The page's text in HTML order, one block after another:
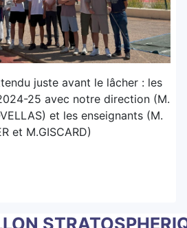
juste avant le lâcher : les
25 avec notre direction (M.
et les enseignants (M.
et M.GISCARD)